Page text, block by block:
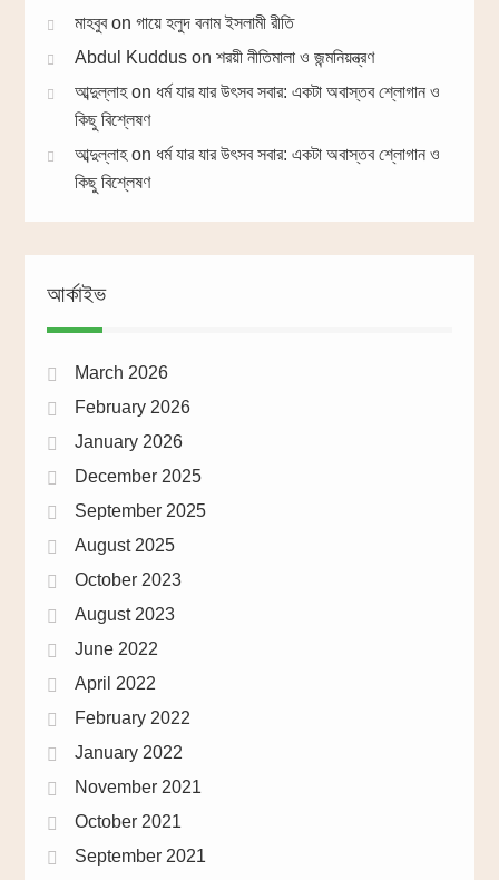
মাহবুবon গায়ে হলুদ বনাম ইসলামী রীতি
Abdul Kudduson শরয়ী নীতিমালা ও জন্মনিয়ন্ত্রণ
আব্দুল্লাহon ধর্ম যার যার উৎসব সবার: একটা অবাস্তব শ্লোগান ও
কিছু বিশ্লেষণ
আব্দুল্লাহon ধর্ম যার যার উৎসব সবার: একটা অবাস্তব শ্লোগান ও
কিছু বিশ্লেষণ
আর্কাইভ
March 2026
February 2026
January 2026
December 2025
September 2025
August 2025
October 2023
August 2023
June 2022
April 2022
February 2022
January 2022
November 2021
October 2021
September 2021